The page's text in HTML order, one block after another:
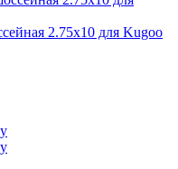
2.75x10 для Kugoo